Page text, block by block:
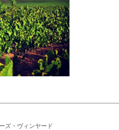
ズ・ヴィンヤード